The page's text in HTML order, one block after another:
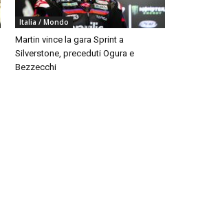
Italia / Mondo
Martin vince la gara Sprint a
Silverstone, preceduti Ogura e
Bezzecchi